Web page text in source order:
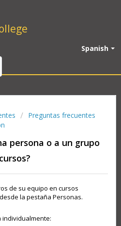
Spanish
Preguntas frecuentes
persona o a un grupo
de su equipo en cursos
la pestaña Personas.
individualmente: